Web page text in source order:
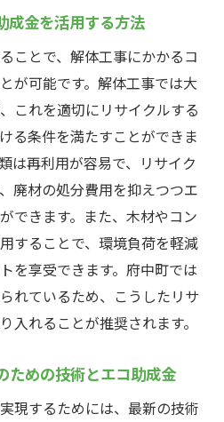
成金を活用する方法
ことで、解体工事にかかるコ
が可能です。解体工事では大
これを適切にリサイクルする
る条件を満たすことができま
は再利用が容易で、リサイク
廃材の処分費用を抑えつつエ
できます。また、木材やコン
することで、環境負荷を軽減
を享受できます。府中町では
れているため、こうしたリサ
入れることが推奨されます。
ための技術とエコ助成金
現するためには、最新の技術